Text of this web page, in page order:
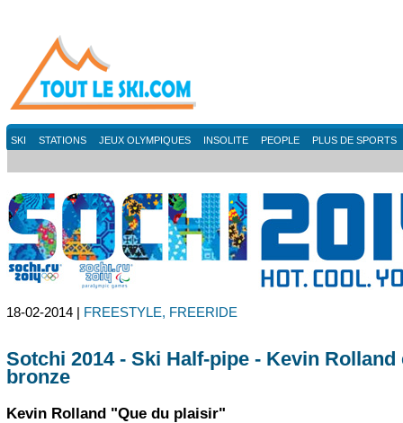
SKI STATIONS JEUX OLYMPIQUES INSOLITE PEOPLE PLUS DE SPORTS
18-02-2014 | FREESTYLE, FREERIDE
Sotchi 2014 - Ski Half-pipe - Kevin Rolland
bronze
Kevin Rolland "Que du plaisir"